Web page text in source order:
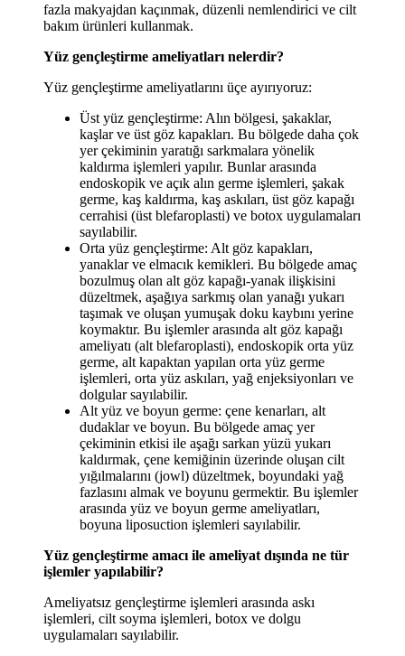
fazla makyajdan kaçınmak, düzenli nemlendirici ve cilt
bakım ürünleri kullanmak.
Yüz gençleştirme ameliyatları nelerdir?
Yüz gençleştirme ameliyatlarını üçe ayırıyoruz:
Üst yüz gençleştirme: Alın bölgesi, şakaklar,
kaşlar ve üst göz kapakları. Bu bölgede daha çok
yer çekiminin yaratığı sarkmalara yönelik
kaldırma işlemleri yapılır. Bunlar arasında
endoskopik ve açık alın germe işlemleri, şakak
germe, kaş kaldırma, kaş askıları, üst göz kapağı
cerrahisi (üst blefaroplasti) ve botox uygulamaları
sayılabilir.
Orta yüz gençleştirme: Alt göz kapakları,
yanaklar ve elmacık kemikleri. Bu bölgede amaç
bozulmuş olan alt göz kapağı-yanak ilişkisini
düzeltmek, aşağıya sarkmış olan yanağı yukarı
taşımak ve oluşan yumuşak doku kaybını yerine
koymaktır. Bu işlemler arasında alt göz kapağı
ameliyatı (alt blefaroplasti), endoskopik orta yüz
germe, alt kapaktan yapılan orta yüz germe
işlemleri, orta yüz askıları, yağ enjeksiyonları ve
dolgular sayılabilir.
Alt yüz ve boyun germe: çene kenarları, alt
dudaklar ve boyun. Bu bölgede amaç yer
çekiminin etkisi ile aşağı sarkan yüzü yukarı
kaldırmak, çene kemiğinin üzerinde oluşan cilt
yığılmalarını (jowl) düzeltmek, boyundaki yağ
fazlasını almak ve boyunu germektir. Bu işlemler
arasında yüz ve boyun germe ameliyatları,
boyuna liposuction işlemleri sayılabilir.
Yüz gençleştirme amacı ile ameliyat dışında ne tür
işlemler yapılabilir?
Ameliyatsız gençleştirme işlemleri arasında askı
işlemleri, cilt soyma işlemleri, botox ve dolgu
uygulamaları sayılabilir.